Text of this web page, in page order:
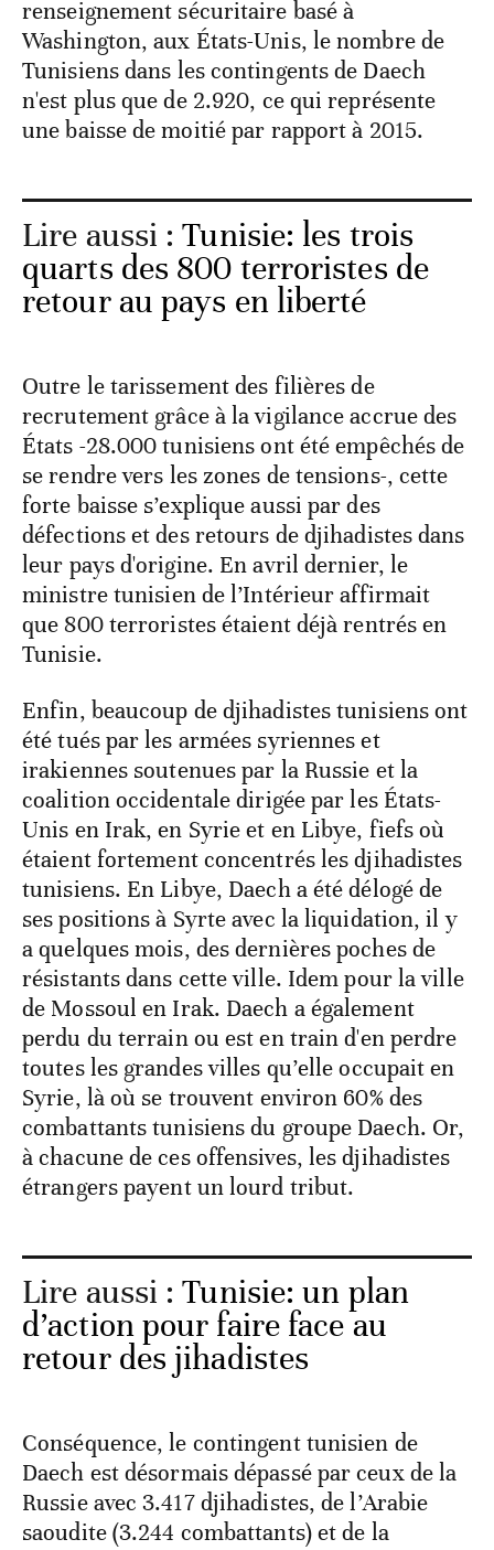
renseignement sécuritaire basé à
Washington, aux États-Unis, le nombre de
Tunisiens dans les contingents de Daech
n'est plus que de 2.920, ce qui représente
une baisse de moitié par rapport à 2015.
Lire aussi :Tunisie: les trois
quarts des 800 terroristes de
retour au pays en liberté
Outre le tarissement des filières de
recrutement grâce à la vigilance accrue des
États -28.000 tunisiens ont été empêchés de
se rendre vers les zones de tensions-, cette
forte baisse s’explique aussi par des
défections et des retours de djihadistes dans
leur pays d'origine. En avril dernier, le
ministre tunisien de l’Intérieur affirmait
que 800 terroristes étaient déjà rentrés en
Tunisie.
Enfin, beaucoup de djihadistes tunisiens ont
été tués par les armées syriennes et
irakiennes soutenues par la Russie et la
coalition occidentale dirigée par les États-
Unis en Irak, en Syrie et en Libye, fiefs où
étaient fortement concentrés les djihadistes
tunisiens. En Libye, Daech a été délogé de
ses positions à Syrte avec la liquidation, il y
a quelques mois, des dernières poches de
résistants dans cette ville. Idem pour la ville
de Mossoul en Irak. Daech a également
perdu du terrain ou est en train d'en perdre
toutes les grandes villes qu’elle occupait en
Syrie, là où se trouvent environ 60% des
combattants tunisiens du groupe Daech. Or,
à chacune de ces offensives, les djihadistes
étrangers payent un lourd tribut.
Lire aussi :Tunisie: un plan
d’action pour faire face au
retour des jihadistes
Conséquence, le contingent tunisien de
Daech est désormais dépassé par ceux de la
Russie avec 3.417 djihadistes, de l’Arabie
saoudite (3.244 combattants) et de la